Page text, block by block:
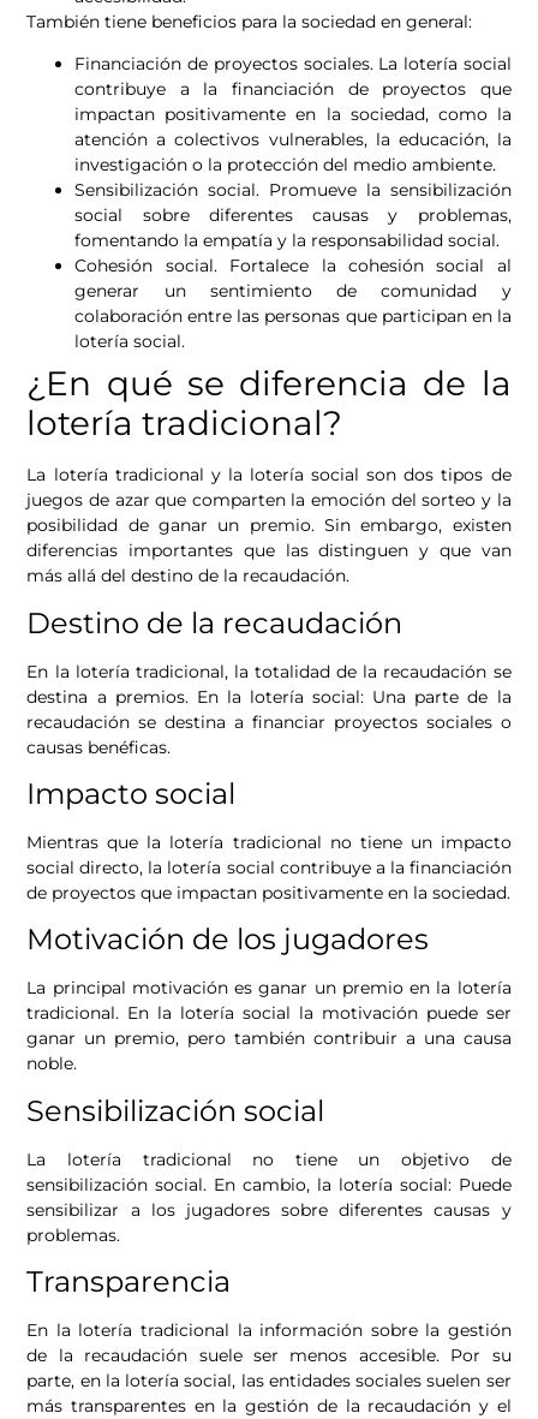
También tiene beneficios para la sociedad en general:
Financiación de proyectos sociales. La lotería social
contribuye a la financiación de proyectos que
impactan positivamente en la sociedad, como la
atención a colectivos vulnerables, la educación, la
investigación o la protección del medio ambiente.
Sensibilización social. Promueve la sensibilización
social sobre diferentes causas y problemas,
fomentando la empatía y la responsabilidad social.
Cohesión social. Fortalece la cohesión social al
generar un sentimiento de comunidad y
colaboración entre las personas que participan en la
lotería social.
¿En qué se diferencia de la
lotería tradicional?
La lotería tradicional y la lotería social son dos tipos de
juegos de azar que comparten la emoción del sorteo y la
posibilidad de ganar un premio. Sin embargo, existen
diferencias importantes que las distinguen y que van
más allá del destino de la recaudación.
Destino de la recaudación
En la lotería tradicional, la totalidad de la recaudación se
destina a premios. En la lotería social: Una parte de la
recaudación se destina a financiar proyectos sociales o
causas benéficas.
Impacto social
Mientras que la lotería tradicional no tiene un impacto
social directo, la lotería social contribuye a la financiación
de proyectos que impactan positivamente en la sociedad.
Motivación de los jugadores
La principal motivación es ganar un premio en la lotería
tradicional. En la lotería social la motivación puede ser
ganar un premio, pero también contribuir a una causa
noble.
Sensibilización social
La lotería tradicional no tiene un objetivo de
sensibilización social. En cambio, la lotería social: Puede
sensibilizar a los jugadores sobre diferentes causas y
problemas.
Transparencia
En la lotería tradicional la información sobre la gestión
de la recaudación suele ser menos accesible. Por su
parte, en la lotería social, las entidades sociales suelen ser
más transparentes en la gestión de la recaudación y el